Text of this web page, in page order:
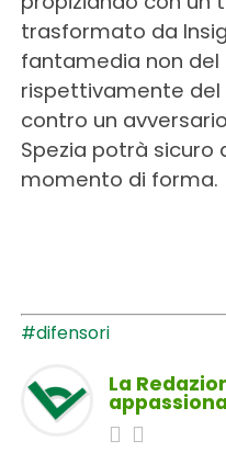
trasformato da
fantamedia non
rispettivamente del
contro un
Spezia potrà sicuro
momento di forma.
#difensori
La